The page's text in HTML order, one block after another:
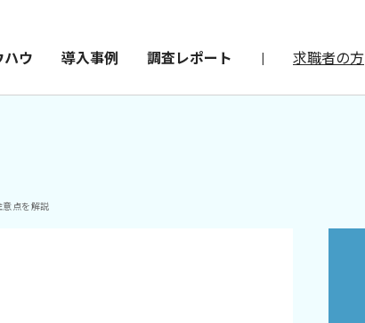
ハウ 導入事例 調査レポート | 求職者の方
意点を解説